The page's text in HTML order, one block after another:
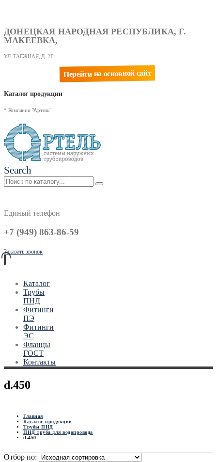
ДОНЕЦКАЯ НАРОДНАЯ РЕСПУБЛИКА, Г.
МАКЕЕВКА,
УЛ. ТАЁЖНАЯ, Д. 2Г
Перейти на основной сайт
Каталог продукции
* Компании "Артель"
Search
Единый телефон
+7 (949) 863-86-59
Заказать звонок
Каталог
Трубы
ПНД
Фитинги
ПЭ
Фитинги
ЭС
Фланцы
ГОСТ
Контакты
d.450
Главная
Каталог продукции
Трубы ПНД
ПНД труба для водопровода
d.450
Отбор по: